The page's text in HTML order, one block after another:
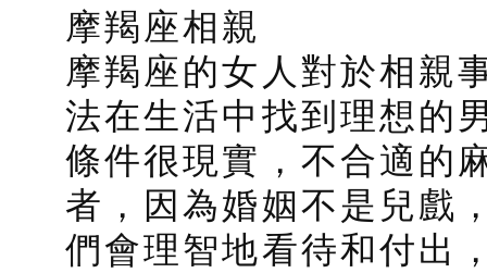
摩羯座相親
摩羯座的女人對於相親
法在生活中找到理想的
條件很現實，不合適的
者，因為婚姻不是兒戲
們會理智地看待和付出